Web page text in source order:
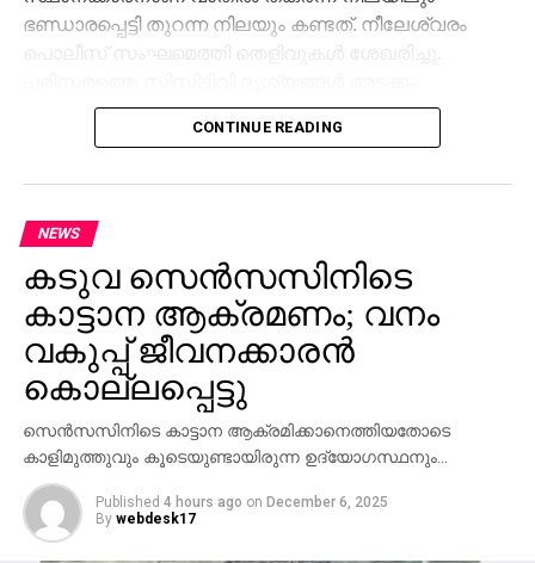
ഭണ്ഡാരപ്പെട്ടി തുറന്ന നിലയും കണ്ടത്. നീലേശ്വരം
പൊലീസ് സംഘമെത്തി തെളിവുകള്‍ ശേഖരിച്ചു.
പരിശോധിച്ചാണ് അന്വേഷണം. വിരലടയാള വിദഗ്ദ്ധരും
ഡോഗ് സ്‌ക്വാഡും പരിശോധന നടത്തി.
CONTINUE READING
NEWS
കടുവ സെന്‍സസിനിടെ
കാട്ടാന ആക്രമണം; വനം
വകുപ്പ് ജീവനക്കാരന്‍
കൊല്ലപ്പെട്ടു
സെന്‍സസിനിടെ കാട്ടാന ആക്രമിക്കാനെത്തിയതോടെ
കാളിമുത്തുവും കൂടെയുണ്ടായിരുന്ന ഉദ്യോഗസ്ഥനും…
Published 4 hours ago on December 6, 2025
By webdesk17